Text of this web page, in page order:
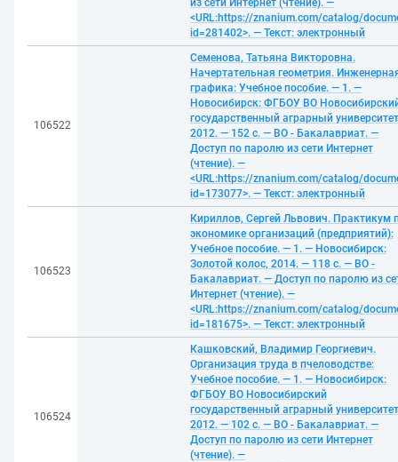
из сети Интернет (чтение). —
<URL:https://znanium.com/catalog/
id=281402>. — Текст: электронный
106522
Семенова, Татьяна Викторовна.
Начертательная геометрия.
графика: Учебное пособие. — 1. —
Новосибирск: ФГБОУ ВО
государственный аграрный
2012. — 152 с. — ВО - Бакалавриат. —
Доступ по паролю из сети Интернет
(чтение). —
<URL:https://znanium.com/catalog/
id=173077>. — Текст: электронный
106523
Кириллов, Сергей Львович. Практикум
экономике организаций (предприятий):
Учебное пособие. — 1. — Новосибирск:
Золотой колос, 2014. — 118 с. — ВО -
Бакалавриат. — Доступ по паролю из
Интернет (чтение). —
<URL:https://znanium.com/catalog/
id=181675>. — Текст: электронный
106524
Кашковский, Владимир Георгиевич.
Организация труда в пчеловодстве:
Учебное пособие. — 1. — Новосибирск:
ФГБОУ ВО Новосибирский
государственный аграрный
2012. — 102 с. — ВО - Бакалавриат. —
Доступ по паролю из сети Интернет
(чтение). —